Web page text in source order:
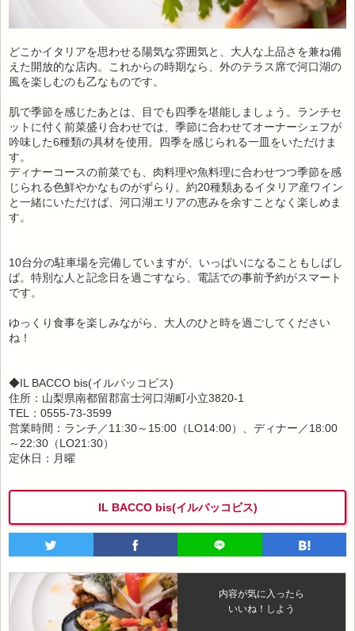
どこかイタリアを思わせる陽気な雰囲気と、大人な上品さを兼ね備
えた開放的な店内。これからの時期なら、外のテラス席で河口湖の
風を楽しむのも乙なものです。
肌で季節を感じたあとは、目でも四季を堪能しましょう。ランチセ
ットに付く前菜盛り合わせでは、季節に合わせてオーナーシェフが
吟味した6種類の具材を使用。四季を感じられる一皿をいただけま
す。
ディナーコースの前菜でも、肉料理や魚料理に合わせつつ季節を感
じられる色鮮やかなものがずらり。約20種類あるイタリア産ワイン
と一緒にいただけば、河口湖エリアの恵みを余すことなく楽しめま
す。
10台分の駐車場を完備していますが、いっぱいになることもしばし
ば。特別な人と記念日を過ごすなら、電話での事前予約がスマート
です。
ゆっくり食事を楽しみながら、大人のひと時を過ごしてください
ね！
◆IL BACCO bis(イルバッコビス)
住所：山梨県南都留郡富士河口湖町小立3820-1
TEL：0555-73-3599
営業時間：ランチ／11:30～15:00（LO14:00）、ディナー／18:00
～22:30（LO21:30）
定休日：月曜
IL BACCO bis(イルバッコビス)
内容が気に入ったら
いいね！しよう